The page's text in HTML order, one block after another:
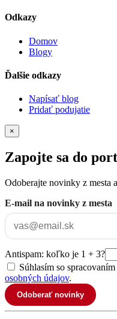
Odkazy
Domov
Blogy
Ďalšie odkazy
Napísať blog
Pridať podujatie
×
Zapojte sa do
Odoberajte novinky z mesta
E-mail na novinky z mesta
Antispam: koľko je 1 + 3?
Súhlasím so
osobných údajov.
Odoberať novinky